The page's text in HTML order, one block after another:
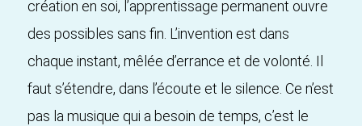
création en soi, l’apprentissage permanent ouvre
des possibles sans fin. L’invention est dans
chaque instant, mêlée d’errance et de volonté. Il
faut s’étendre, dans l’écoute et le silence. Ce n’est
pas la musique qui a besoin de temps, c’est le